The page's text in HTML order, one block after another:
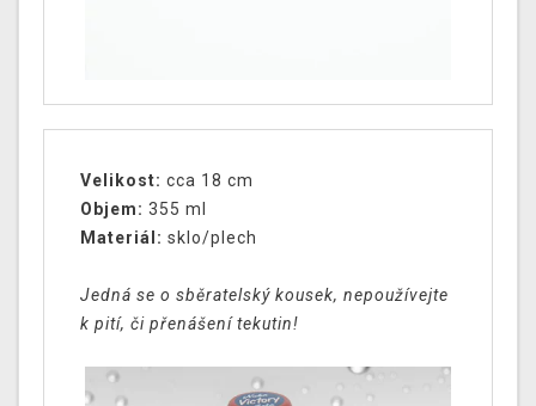
Velikost: cca 18 cm
Objem: 355 ml
Materiál: sklo/plech
Jedná se o sběratelský kousek, nepoužívejte
k pití, či přenášení tekutin!